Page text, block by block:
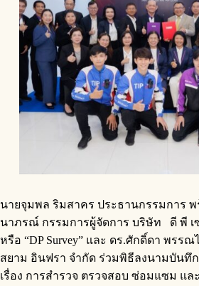
นายจุมพล ริมสาคร ประธานกรรมการ
นาภรณ์ กรรมการผู้จัดการ บริษัท ดี พี เ
หรือ “DP Survey” และ ดร.ศักดิ์ดา พรร
สยาม อินฟรา จำกัด ร่วมพิธีลงนามบันทึ
เรื่อง การสำรวจ ตรวจสอบ ซ่อมแซม แ